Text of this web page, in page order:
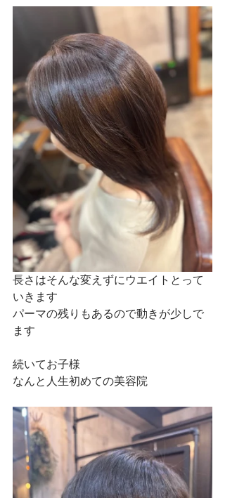
長さはそんな変えずにウエイトとって
いきます
パーマの残りもあるので動きが少しで
ます
続いてお子様
なんと人生初めての美容院